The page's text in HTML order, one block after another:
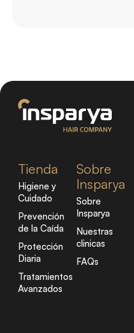
Tienda
Higiene y
Cuidado
Prevención
de la Caída
Protección
Diaria
Tratamientos
Avanzados
Sobre
Insparya
Sobre
Insparya
Nuestras
clinicas
FAQs